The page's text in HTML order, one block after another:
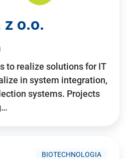
z o.o.
to realize solutions for IT
in system integration,
systems. Projects
BIOTECHNOLOGIA